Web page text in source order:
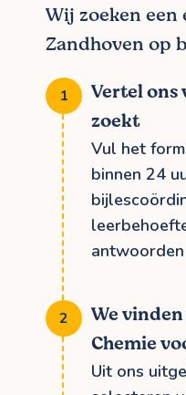
Wij zoeken
Zandhoven op
Vertel ons
zoekt
Vul het
binnen 24
We
Chemie
Uit ons